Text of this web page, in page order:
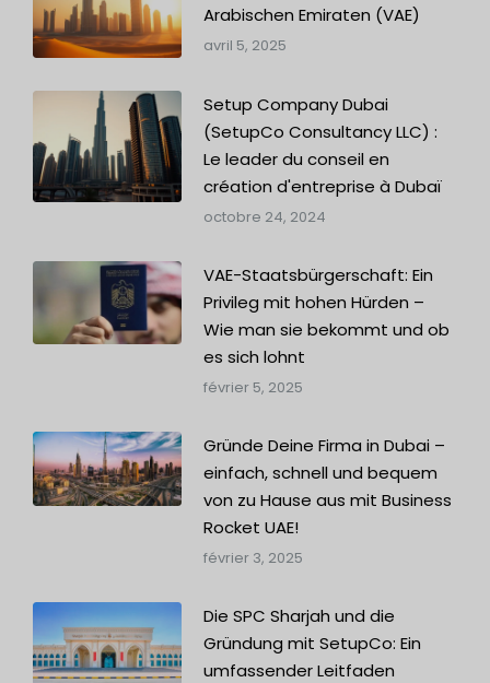
Arabischen Emiraten (VAE)
avril 5, 2025
Setup Company Dubai
(SetupCo Consultancy LLC) :
Le leader du conseil en
création d'entreprise à Dubaï
octobre 24, 2024
VAE-Staatsbürgerschaft: Ein
Privileg mit hohen Hürden –
Wie man sie bekommt und ob
es sich lohnt
février 5, 2025
Gründe Deine Firma in Dubai –
einfach, schnell und bequem
von zu Hause aus mit Business
Rocket UAE!
février 3, 2025
Die SPC Sharjah und die
Gründung mit SetupCo: Ein
umfassender Leitfaden